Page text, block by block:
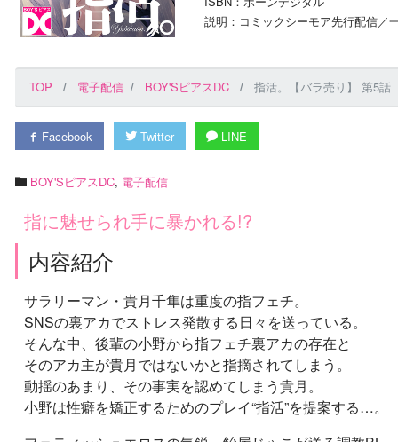
説明：コミックシーモア先行配信／
TOP 電子配信 BOY'SピアスDC 指活。【バラ売り】 第5話
Facebook Twitter LINE
BOY'SピアスDC, 電子配信
指に魅せられ手に暴かれる!?
内容紹介
サラリーマン・貴月千隼は重度の指フェチ。
SNSの裏アカでストレス発散する日々を送っている。
そんな中、後輩の小野から指フェチ裏アカの存在と
そのアカ主が貴月ではないかと指摘されてしまう。
動揺のあまり、その事実を認めてしまう貴月。
小野は性癖を矯正するためのプレイ“指活”を提案する…。